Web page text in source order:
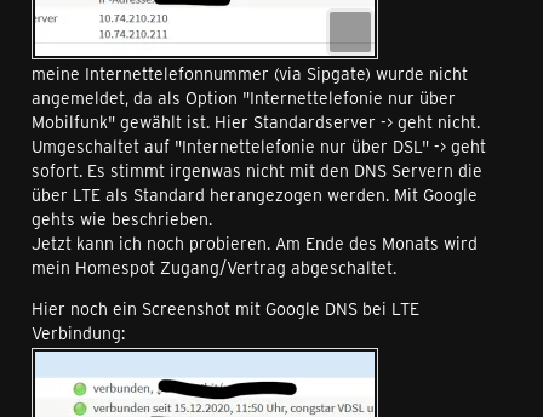
meine Internettelefonnummer (via Sipgate) wurde nicht
angemeldet, da als Option "Internettelefonie nur über
Mobilfunk" gewählt ist. Hier Standardserver -> geht nicht.
Umgeschaltet auf "Internettelefonie nur über DSL" -> geht
sofort. Es stimmt irgenwas nicht mit den DNS Servern die
über LTE als Standard herangezogen werden. Mit Google
gehts wie beschrieben.
Jetzt kann ich noch probieren. Am Ende des Monats wird
mein Homespot Zugang/Vertrag abgeschaltet.
Hier noch ein Screenshot mit Google DNS bei LTE
Verbindung: